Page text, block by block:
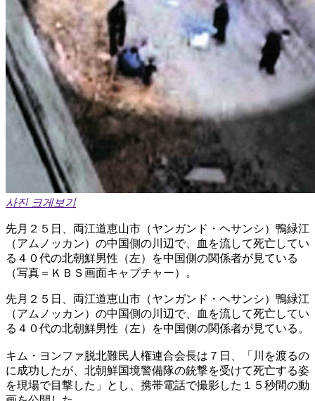
사진 크게보기
先月２５日、両江道恵山市（ヤンガンド・ヘサンシ）鴨緑江
（アムノッカン）の中国側の川辺で、血を流して死亡してい
る４０代の北朝鮮男性（左）を中国側の関係者が見ている
（写真＝ＫＢＳ画面キャプチャー）。
先月２５日、両江道恵山市（ヤンガンド・ヘサンシ）鴨緑江
（アムノッカン）の中国側の川辺で、血を流して死亡してい
る４０代の北朝鮮男性（左）を中国側の関係者が見ている。
キム・ヨンファ脱北難民人権連合会長は７日、「川を渡るの
に成功したが、北朝鮮国境警備隊の銃撃を受けて死亡する姿
を現場で目撃した」とし、携帯電話で撮影した１５秒間の動